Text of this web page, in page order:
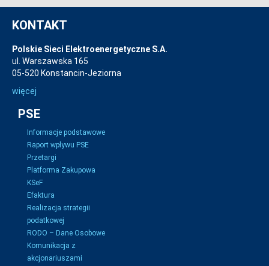
KONTAKT
Polskie Sieci Elektroenergetyczne S.A.
ul. Warszawska 165
05-520 Konstancin-Jeziorna
więcej
PSE
Informacje podstawowe
Raport wpływu PSE
Przetargi
Platforma Zakupowa
KSeF
Efaktura
Realizacja strategii
podatkowej
RODO – Dane Osobowe
Komunikacja z
akcjonariuszami